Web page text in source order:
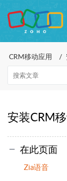
CRM移动应用
安装CRM
在此页面
Zia语音